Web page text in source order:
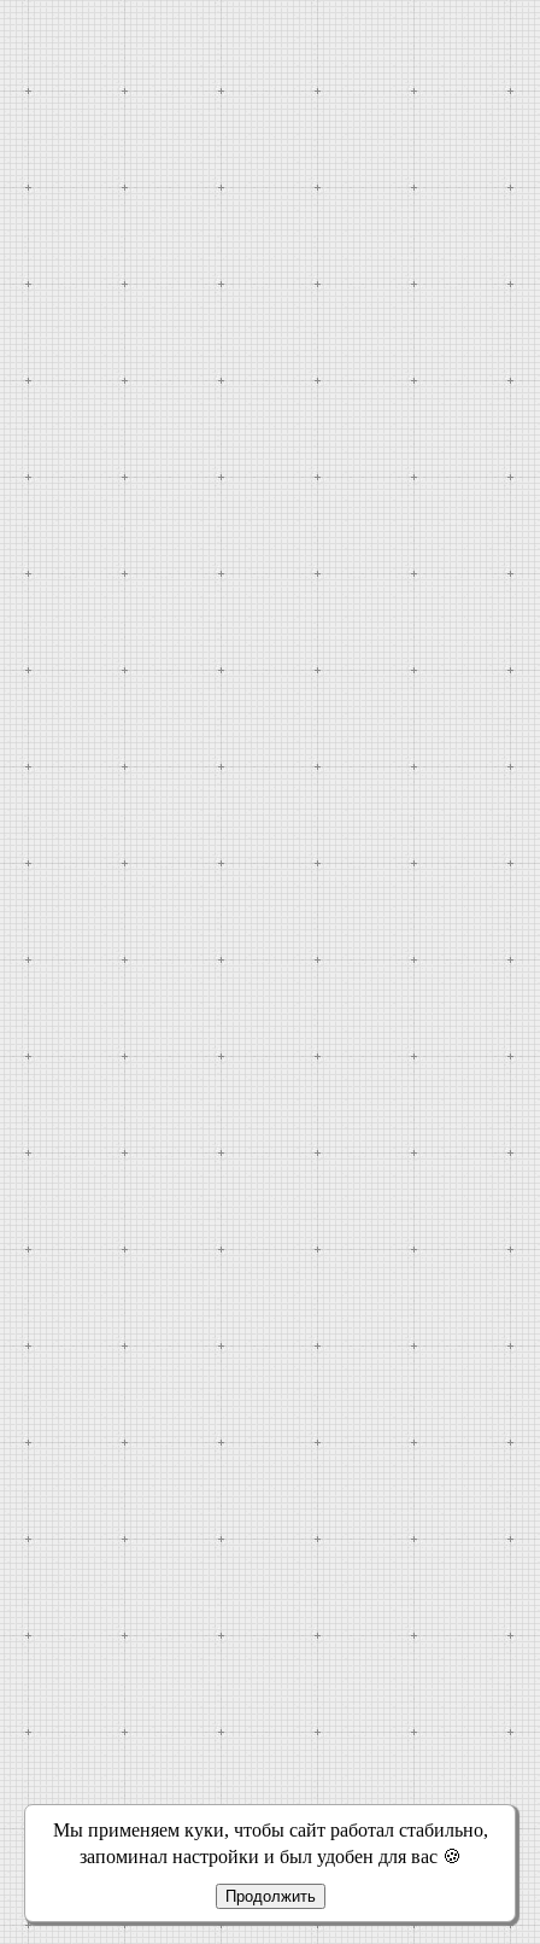
Мы применяем куки, чтобы сайт работал стабильно,
запоминал настройки и был удобен для вас 🍪
Продолжить